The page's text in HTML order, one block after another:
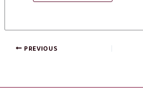
PREVIOUS